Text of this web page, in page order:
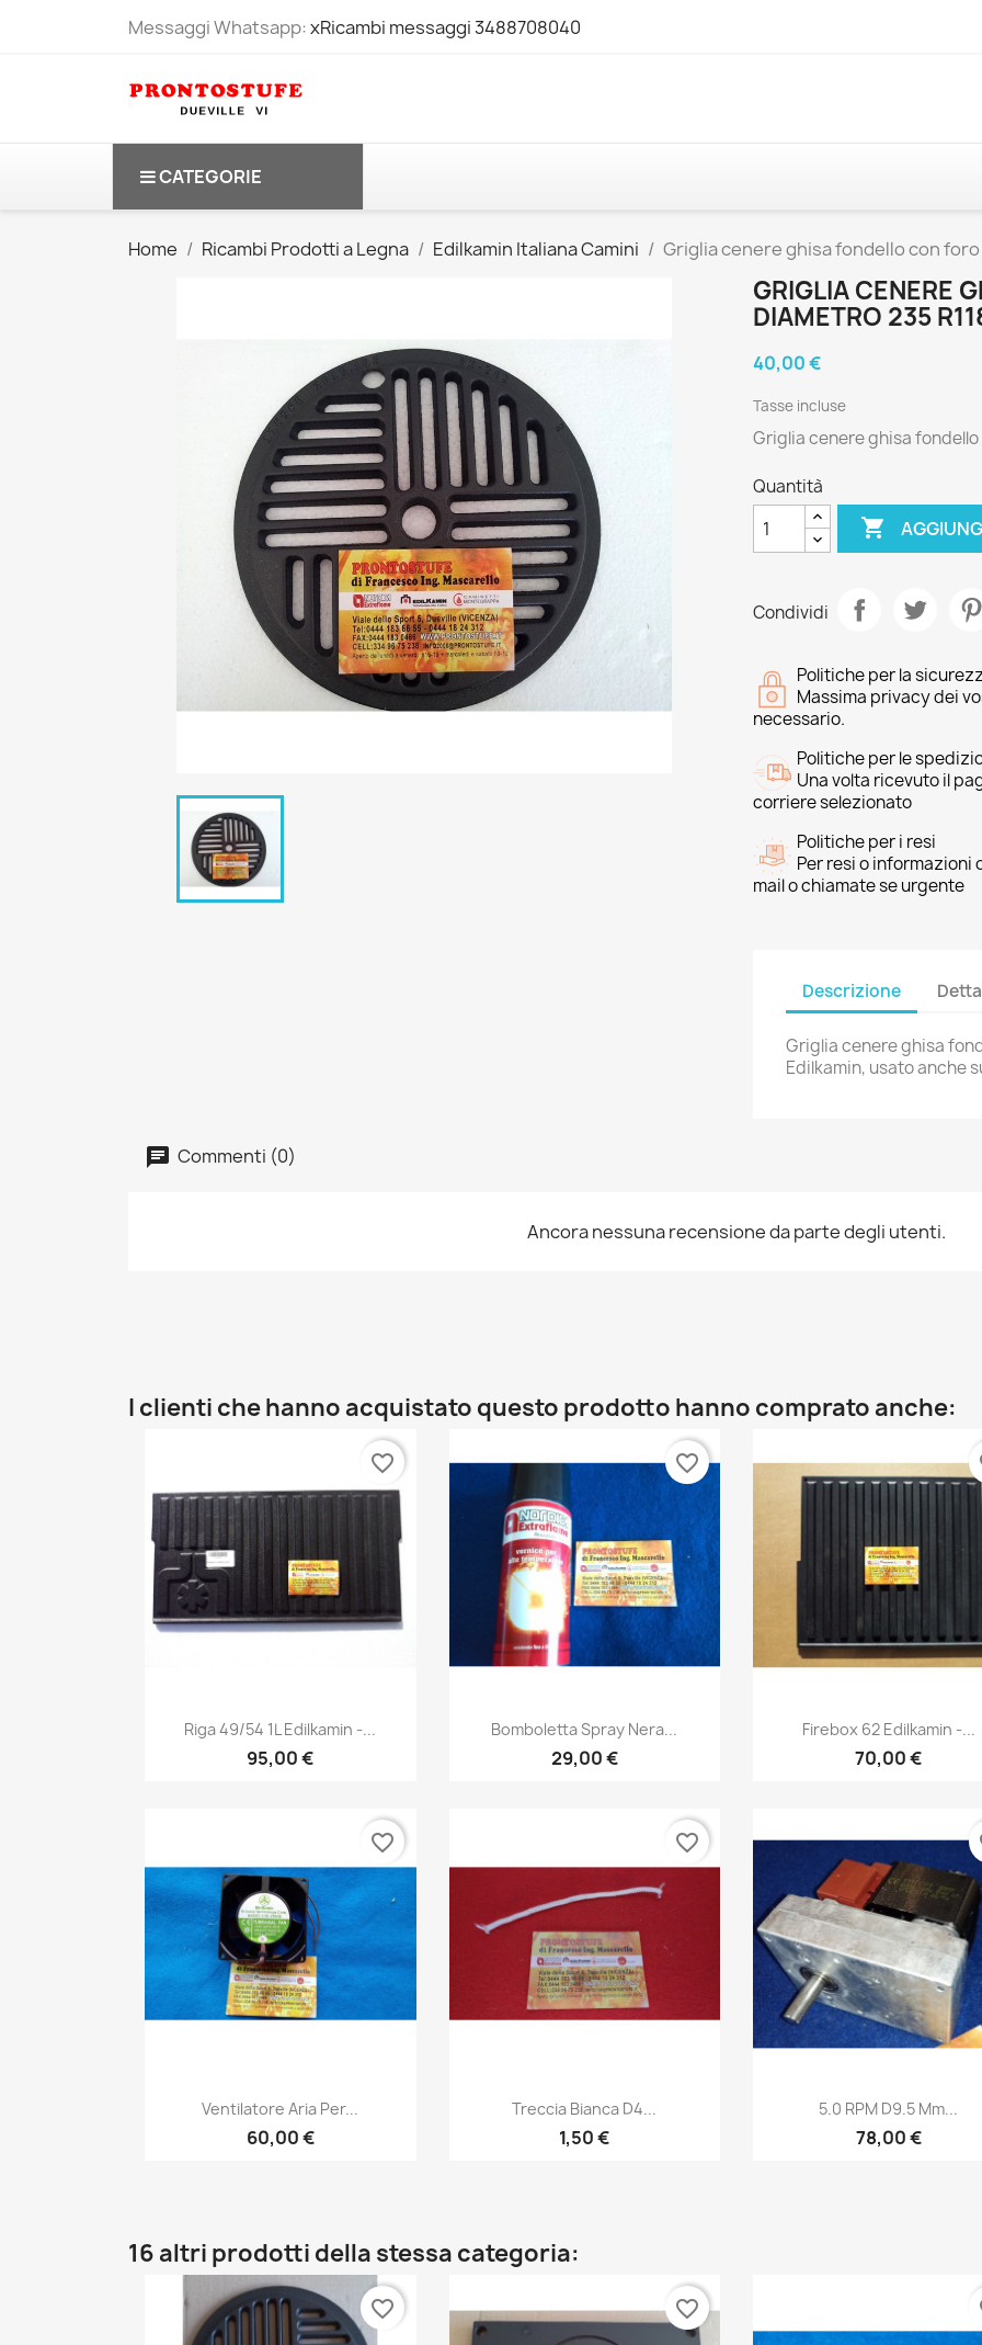
Messaggi Whatsapp:xRicambi messaggi 3488708040
CATEGORIE
Home Ricambi Prodotti a Legna Edilkamin Italiana Camini Griglia cenere ghisa fondello con foro
GRIGLIA CENERE
DIAMETRO 235
40,00 €
Tasse incluse
Griglia cenere ghisa
Quantità

Condividi
Politiche per la
Massima privacy dei
necessario.
Politiche per le
Una volta ricevuto il
corriere selezionato
Politiche per i resi
Per resi o
mail o chiamate se urgente
Descrizione
Griglia cenere ghisa
Edilkamin, usato anche
Commenti (0)
Ancora nessuna recensione da parte degli utenti.
I clienti che hanno acquistato questo prodotto hanno comprato anche:
Anteprima
Riga 49/54 1L Edilkamin -...
95,00 €
favorite_border
Anteprima
Bomboletta Spray Nera...
29,00 €
favorite_border
Anteprima
Firebox 62 Edilkamin -...
70,00 €
Anteprima
Ventilatore Aria Per...
60,00 €
favorite_border
Anteprima
Treccia Bianca D4...
1,50 €
favorite_border
Anteprima
5.0 RPM D9.5 Mm...
78,00 €
16 altri prodotti della stessa categoria:
favorite_border favorite_border